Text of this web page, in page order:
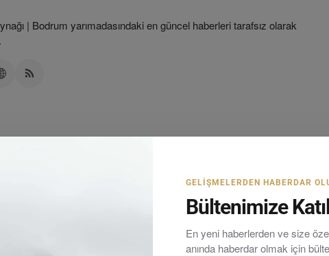
| Bodrum yarımadasındaki en güncel haberleri tarafsız olarak
GELIŞMELERDEN HABERDAR
Bültenimize
En yeni haberlerden ve size
anında haberdar olmak için